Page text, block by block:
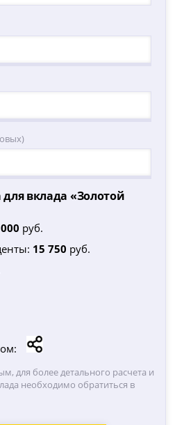
для вклада «Золотой
руб.
15 750 руб.
для более детального расчета и
необходимо обратиться в